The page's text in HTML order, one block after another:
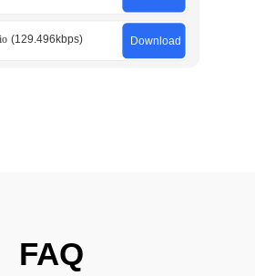
FAQ